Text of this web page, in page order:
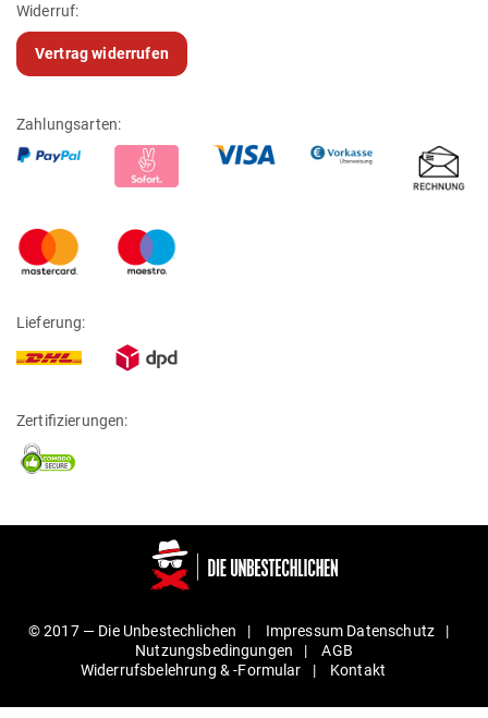
Widerruf:
Vertrag widerrufen
Zahlungsarten:
Lieferung:
Zertifizierungen:
© 2017 — Die Unbestechlichen Impressum Daten­schutz
Nut­zungs­be­din­gungen
AGB
Wider­rufs­be­lehrung & ‑For­mular
Kontakt